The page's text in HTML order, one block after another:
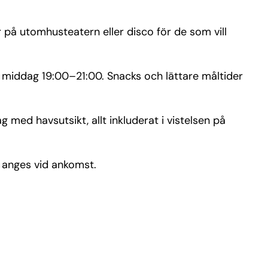
på utomhusteatern eller disco för de som vill
19:00–21:00. Snacks och lättare måltider
med havsutsikt, allt inkluderat i vistelsen på
vid ankomst.